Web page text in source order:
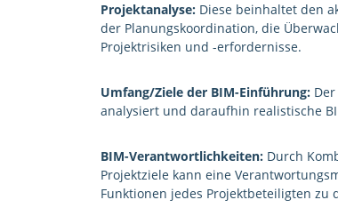
Projektanalyse:Diese beinhaltet den
der Planungskoordination, die
Projektrisiken und -erfordernisse.
Umfang/Ziele der BIM-Einführung:Der
analysiert und daraufhin realistische
BIM-Verantwortlichkeiten:Durch
Projektziele kann eine
Funktionen jedes Projektbeteiligten zu